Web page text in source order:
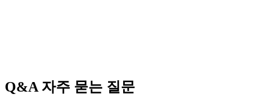
Q&A 자주 묻는 질문